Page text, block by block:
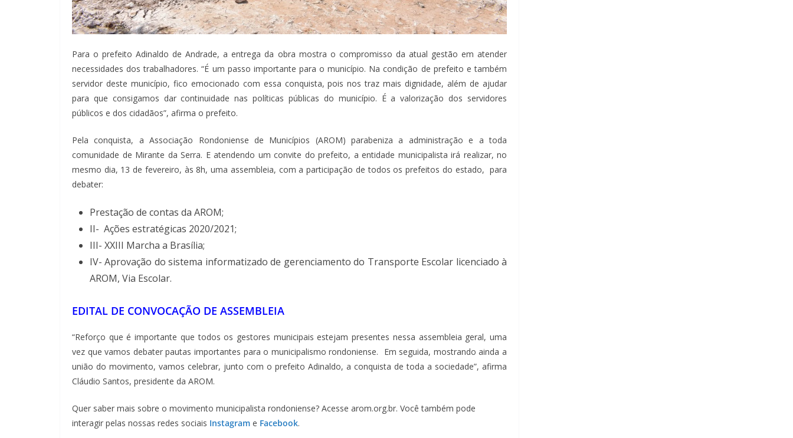
Para o prefeito Adinaldo de Andrade, a entrega da obra mostra o compromisso da atual gestão em atender
necessidades dos trabalhadores. “É um passo importante para o município. Na condição de prefeito e também
servidor deste município, fico emocionado com essa conquista, pois nos traz mais dignidade, além de ajudar
para que consigamos dar continuidade nas políticas públicas do município. É a valorização dos servidores
públicos e dos cidadãos”, afirma o prefeito.
Pela conquista, a Associação Rondoniense de Municípios (AROM) parabeniza a administração e a toda
comunidade de Mirante da Serra. E atendendo um convite do prefeito, a entidade municipalista irá realizar, no
mesmo dia, 13 de fevereiro, às 8h, uma assembleia, com a participação de todos os prefeitos do estado, para
debater:
Prestação de contas da AROM;
II- Ações estratégicas 2020/2021;
III- XXIII Marcha a Brasília;
IV- Aprovação do sistema informatizado de gerenciamento do Transporte Escolar licenciado à
AROM, Via Escolar.
EDITAL DE CONVOCAÇÃO DE ASSEMBLEIA
“Reforço que é importante que todos os gestores municipais estejam presentes nessa assembleia geral, uma
vez que vamos debater pautas importantes para o municipalismo rondoniense. Em seguida, mostrando ainda a
união do movimento, vamos celebrar, junto com o prefeito Adinaldo, a conquista de toda a sociedade”, afirma
Cláudio Santos, presidente da AROM.
Quer saber mais sobre o movimento municipalista rondoniense? Acesse arom.org.br. Você também pode
interagir pelas nossas redes sociais Instagram e Facebook.